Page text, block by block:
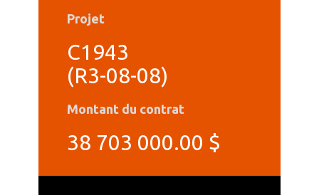
Projet
C1943
(R3-08-08)
Montant du contrat
38 703 000.00 $